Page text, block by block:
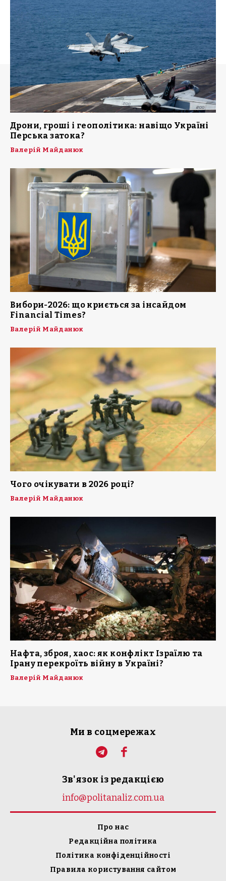
Дрони, гроші і геополітика: навіщо Україні
Перська затока?
Валерій Майданюк
Вибори-2026: що криється за інсайдом
Financial Times?
Валерій Майданюк
Чого очікувати в 2026 році?
Валерій Майданюк
Нафта, зброя, хаос: як конфлікт Ізраїлю та
Ірану перекроїть війну в Україні?
Валерій Майданюк
Ми в соцмережах
Зв'язок із редакцією
info@politanaliz.com.ua
Про нас
Редакційна політика
Політика конфіденційності
Правила користування сайтом